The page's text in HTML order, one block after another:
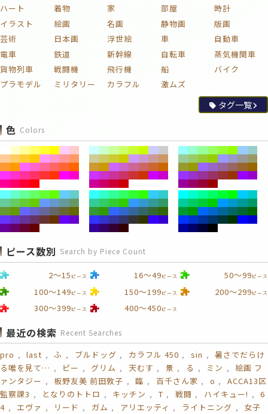
ハート
着物 家 部屋
時計
イラスト
絵画 名画 静物画
版画
芸術
日本画 浮世絵 車
自動車
電車
鉄道 新幹線 自転車
蒸気機関車
貨物列車
戦闘機 飛行機 船
バイク
プラモデル
ミリタリー カラフル 激ムズ
タグ一覧
色 Colors
ピース数別 Search by Piece Count
2～15 ピース 16～49ピース 50～99ピース
100～149ピース 150～199ピース 200～299ピース
300～399ピース 400～450ピース
最近の検索 Recent Searches
pro last ふ ブルドッグ カラフル 450 sin
暑さでだらけ
る唯を見て…
ピー グリム 天むす 景 る ミン
絵画 フ
ァンタジー
板野友美 前田敦子 臨 百千さん家 o
ACCA13区
監察課3
となりのトトロ キッチン T 戦闘 ハイキュー!
6
4
エヴァ リード ガム アリエッティ ライトニング
女子